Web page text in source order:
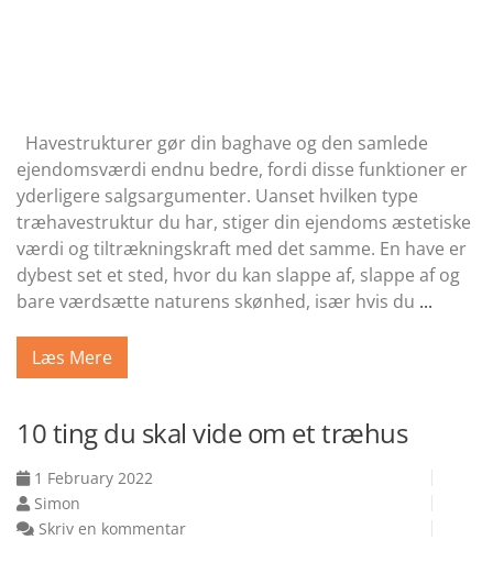
Havestrukturer gør din baghave og den samlede
ejendomsværdi endnu bedre, fordi disse funktioner er
yderligere salgsargumenter. Uanset hvilken type
træhavestruktur du har, stiger din ejendoms æstetiske
værdi og tiltrækningskraft med det samme. En have er
dybest set et sted, hvor du kan slappe af, slappe af og
bare værdsætte naturens skønhed, især hvis du ...
Læs Mere
10 ting du skal vide om et træhus
1 February 2022
Simon
Skriv en kommentar